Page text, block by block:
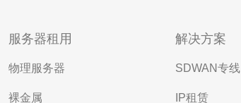
服务器租用
物理服务器
裸金属
解决方案
SDWAN专线
IP租赁